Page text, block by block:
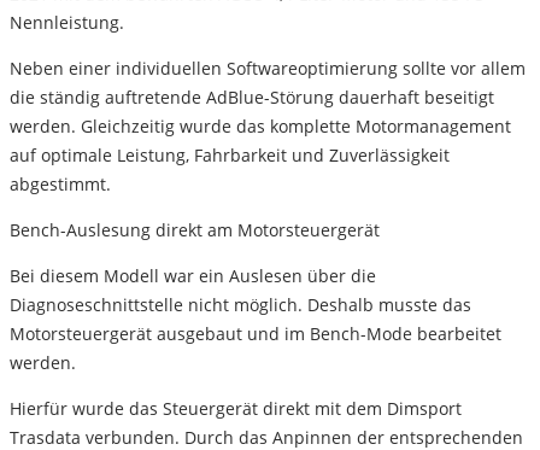
Nennleistung.
Neben einer individuellen Softwareoptimierung sollte vor allem
die ständig auftretende AdBlue-Störung dauerhaft beseitigt
werden. Gleichzeitig wurde das komplette Motormanagement
auf optimale Leistung, Fahrbarkeit und Zuverlässigkeit
abgestimmt.
Bench-Auslesung direkt am Motorsteuergerät
Bei diesem Modell war ein Auslesen über die
Diagnoseschnittstelle nicht möglich. Deshalb musste das
Motorsteuergerät ausgebaut und im Bench-Mode bearbeitet
werden.
Hierfür wurde das Steuergerät direkt mit dem Dimsport
Trasdata verbunden. Durch das Anpinnen der entsprechenden